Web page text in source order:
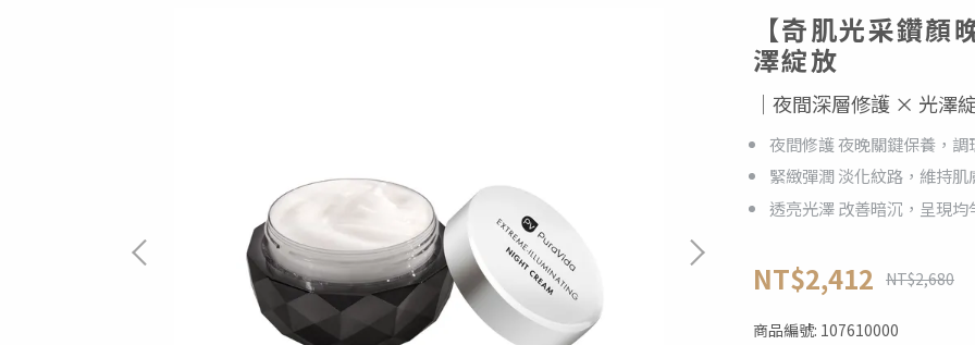
【奇肌光采鑽
澤綻放
夜間修護 夜晚關鍵保養，調
緊緻彈潤 淡化紋路，維持肌
透亮光澤 改善暗沉，呈現均
｜夜間深層修護 × 光澤
NT$2,412 NT$2,680
商品編號: 107610000